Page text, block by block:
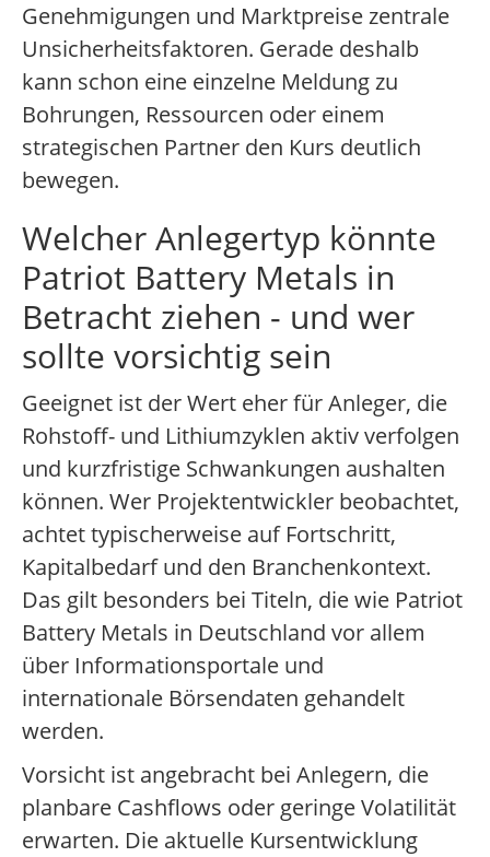
Genehmigungen und Marktpreise zentrale
Unsicherheitsfaktoren. Gerade deshalb
kann schon eine einzelne Meldung zu
Bohrungen, Ressourcen oder einem
strategischen Partner den Kurs deutlich
bewegen.
Welcher Anlegertyp könnte
Patriot Battery Metals in
Betracht ziehen - und wer
sollte vorsichtig sein
Geeignet ist der Wert eher für Anleger, die
Rohstoff- und Lithiumzyklen aktiv verfolgen
und kurzfristige Schwankungen aushalten
können. Wer Projektentwickler beobachtet,
achtet typischerweise auf Fortschritt,
Kapitalbedarf und den Branchenkontext.
Das gilt besonders bei Titeln, die wie Patriot
Battery Metals in Deutschland vor allem
über Informationsportale und
internationale Börsendaten gehandelt
werden.
Vorsicht ist angebracht bei Anlegern, die
planbare Cashflows oder geringe Volatilität
erwarten. Die aktuelle Kursentwicklung